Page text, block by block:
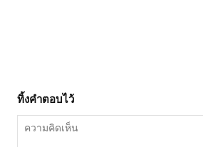
ทิ้งคำตอบไว้